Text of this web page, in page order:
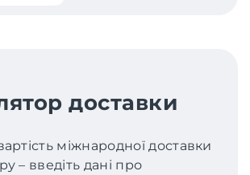
доставки
міжнародної доставки
– введіть дані про